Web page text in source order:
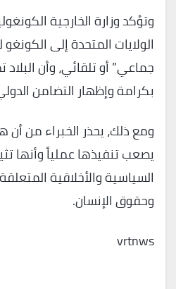
وتؤكد وزارة الخارجية
الولايات المتحدة إلى
جماعي” أو تلقائي، وأن
بكرامة وإظهار التضامن
ومع ذلك، يحذر الخبراء من أن
يصعب تنفيذها عملياً وأنها
السياسية والأخلاقية
وحقوق الإنسان.
vrtnws